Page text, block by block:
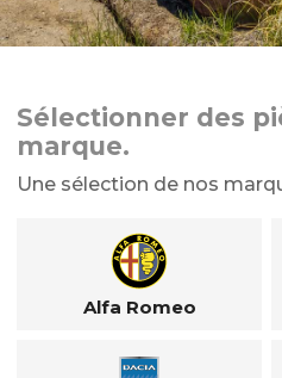
Sélectionner des
marque.
Une sélection de nos
Alfa Romeo